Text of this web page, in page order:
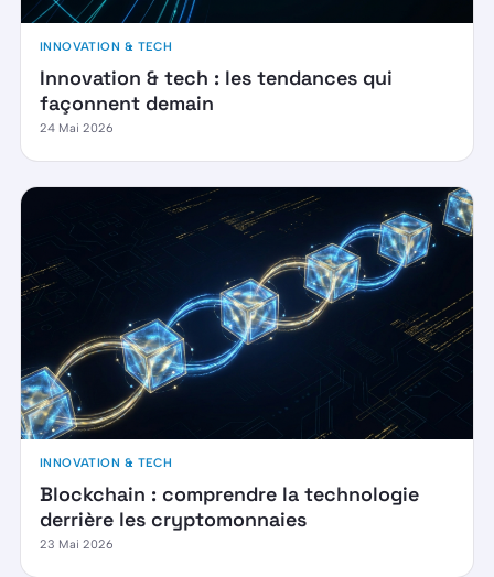
INNOVATION & TECH
Innovation & tech : les tendances qui
façonnent demain
24 Mai 2026
INNOVATION & TECH
Blockchain : comprendre la technologie
derrière les cryptomonnaies
23 Mai 2026